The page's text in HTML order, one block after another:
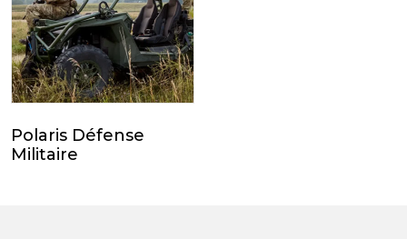
Polaris Défense
Militaire